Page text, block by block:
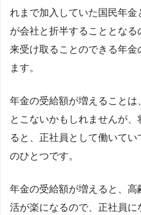
れまで加入していた国民年
が会社と折半することとな
来受け取ることのできる年金
ます。
年金の受給額が増えること
とこないかもしれませんが
ると、正社員として働いて
のひとつです。
年金の受給額が増えると、
活が楽になるので、正社員